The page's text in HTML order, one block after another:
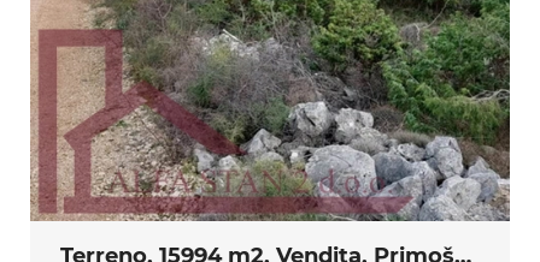
Terreno, 15994 m2, Vendita, Primošten